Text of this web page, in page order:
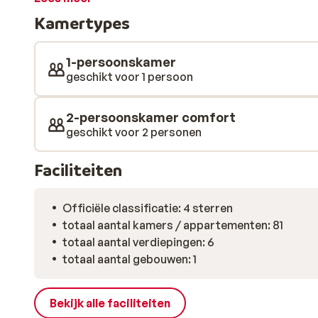
Hier kun je relaxen in de sauna, de jacuzzi en het
sfeervolle restaurant en ’s avonds samen de dag
Het is hier allemaal mogelijk. Kortom: voor een
Sporting.
Kamertypes
1-persoonskamer
geschikt voor 1 persoon
2-persoonskamer comfort
geschikt voor 2 personen
Faciliteiten
Officiële classificatie: 4 sterren
totaal aantal kamers / appartementen: 81
totaal aantal verdiepingen: 6
totaal aantal gebouwen: 1
Bekijk alle faciliteiten